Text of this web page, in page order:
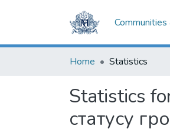
Home Statistics
Statistics
статусу